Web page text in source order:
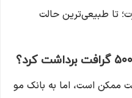
تا طبیعی‌ترین حالت
گرافت برداشت کرد؟
یک روز ۴۰۰۰–۵۰۰۰ گرافت ممکن است، اما به بانک مو